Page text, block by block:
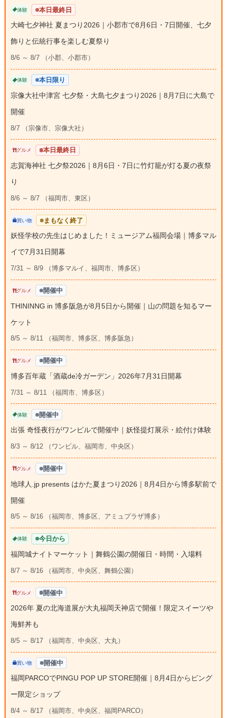
体験 本日最終日
大崎七夕神社 夏まつり2026｜小郡市で8月6日・7日開催、七夕
飾りと伝統行事を楽しむ夏祭り
8/6 ～ 8/7 （小郡、小郡市）
体験 本日限り
宗像大社中津宮 七夕祭・大島七夕まつり2026｜8月7日に大島で
開催
8/7 （宗像市、宗像大社）
グルメ 本日最終日
志賀海神社 七夕祭2026｜8月6日・7日に竹灯籠が灯る夏の夜祭
り
8/6 ～ 8/7 （福岡市、東区）
買い物 まもなく終了
妖怪学校の先生はじめました！ミュージアム福岡会場｜博多マル
イで7月31日開幕
7/31 ～ 8/9 （博多マルイ、福岡市、博多区）
グルメ 開催中
THININNG in 博多阪急が8月5日から開催｜山の問題を知るマー
ケット
8/5 ～ 8/11 （福岡市、博多区、博多阪急）
グルメ 開催中
博多百年蔵「酒蔵de冷ガーデン」2026年7月31日開幕
7/31 ～ 8/11 （福岡市、博多区）
体験 開催中
出張 奇怪夜行がワンビルで開催中｜妖怪提灯展示・絵付け体験
8/3 ～ 8/12 （ワンビル、福岡市、中央区）
グルメ 開催中
地球人.jp presents はかた夏まつり2026｜8月4日から博多駅前で
開催
8/5 ～ 8/16 （福岡市、博多区、アミュプラザ博多）
体験 今日から
福岡城ナイトマーケット｜舞鶴公園の開催日・時間・入場料
8/7 ～ 8/16 （福岡市、中央区、舞鶴公園）
グルメ 開催中
2026年 夏の北海道展が大丸福岡天神店で開催！限定スイーツや
海鮮丼も
8/5 ～ 8/17 （福岡市、中央区、大丸）
買い物 開催中
福岡PARCOでPINGU POP UP STORE開催｜8月4日からピング
ー限定ショップ
8/4 ～ 8/17 （福岡市、中央区、福岡PARCO）